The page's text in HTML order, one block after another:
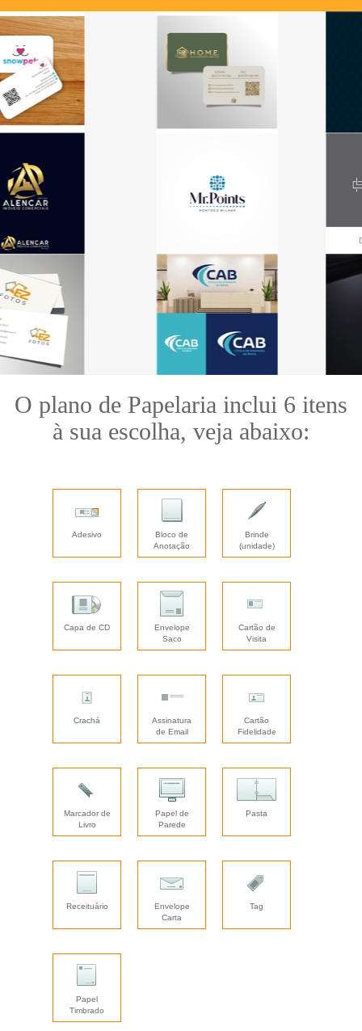
O plano de Papelaria inclui 6 itens
à sua escolha, veja abaixo:
Adesivo
Bloco de
Anotação
Brinde
(unidade)
Capa de CD
Envelope
Saco
Cartão de
Visita
Crachá
Assinatura
de Email
Cartão
Fidelidade
Marcador de
Livro
Papel de
Parede
Pasta
Receituário
Envelope
Carta
Tag
Papel
Timbrado